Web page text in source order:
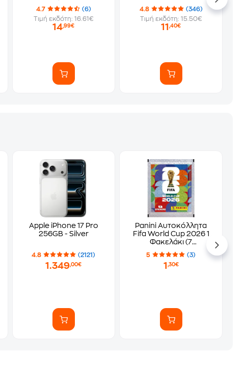
4.7
(6)
Τιμή εκδότη: 16.61€
14,99€
4.8
(346)
Τιμή εκδότη: 15.50€
11,40€
Apple iPhone 17 Pro
256GB - Silver
4.8 (2121)
1.349,00€
Panini Αυτοκόλλητα
Fifa World Cup 2026 1
Φακελάκι (7
Αυτοκόλλητα)
5 (3)
1 ,30€